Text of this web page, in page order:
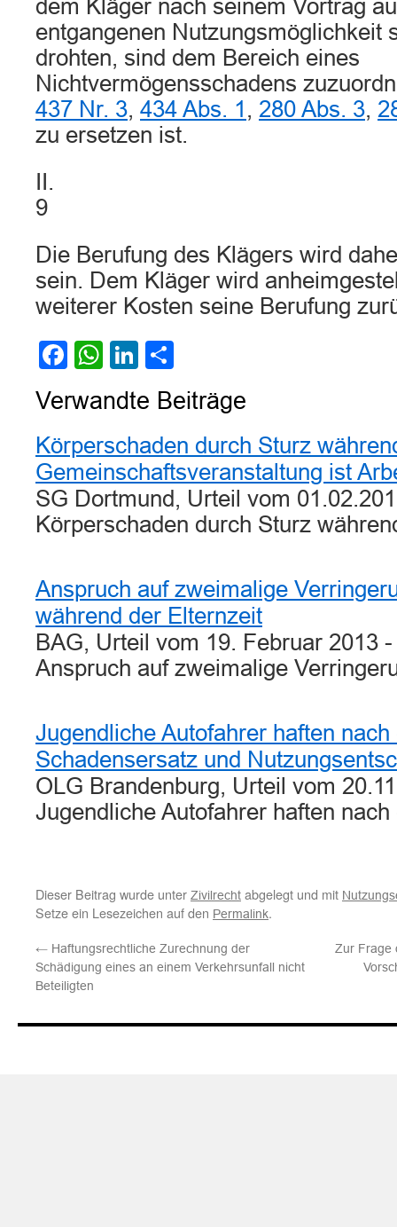
dem Kläger nach seinem Vortrag
entgangenen Nutzungsmöglichkeit
drohten, sind dem Bereich eines
Nichtvermögensschadens
437 Nr. 3, 434 Abs. 1 , 280 Abs. 3,
zu ersetzen ist.
II.
9
Die Berufung des Klägers wird
sein. Dem Kläger wird
weiterer Kosten seine Berufung
Facebook
WhatsApp
LinkedIn
Verwandte Beiträge
Körperschaden durch Sturz
Gemeinschaftsveranstaltung ist
SG Dortmund, Urteil vom
Körperschaden durch Sturz
Anspruch auf zweimalige
während der Elternzeit
BAG, Urteil vom 19. Februar 2013
Anspruch auf zweimalige
Jugendliche Autofahrer haften
Schadensersatz und
OLG Brandenburg, Urteil vom
Jugendliche Autofahrer haften
Dieser Beitrag wurde unter Zivilrecht abgelegt und mit
Setze ein Lesezeichen auf den Permalink.
← Haftungsrechtliche Zurechnung der
Schädigung eines an einem Verkehrsunfall nicht
Beteiligten
Zur Frage